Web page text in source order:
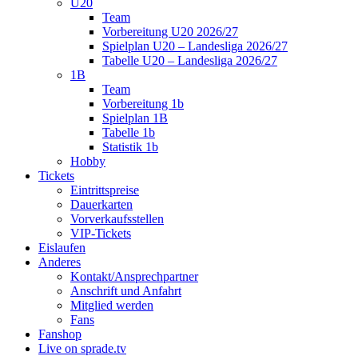
U20
Team
Vorbereitung U20 2026/27
Spielplan U20 – Landesliga 2026/27
Tabelle U20 – Landesliga 2026/27
1B
Team
Vorbereitung 1b
Spielplan 1B
Tabelle 1b
Statistik 1b
Hobby
Tickets
Eintrittspreise
Dauerkarten
Vorverkaufsstellen
VIP-Tickets
Eislaufen
Anderes
Kontakt/Ansprechpartner
Anschrift und Anfahrt
Mitglied werden
Fans
Fanshop
Live on sprade.tv